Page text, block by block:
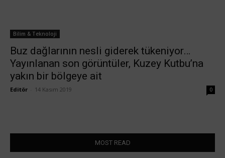
Bilim & Teknoloji
Buz dağlarının nesli giderek tükeniyor…
Yayınlanan son görüntüler, Kuzey Kutbu’na
yakın bir bölgeye ait
Editör 14 Kasım 2019 0
MOST READ